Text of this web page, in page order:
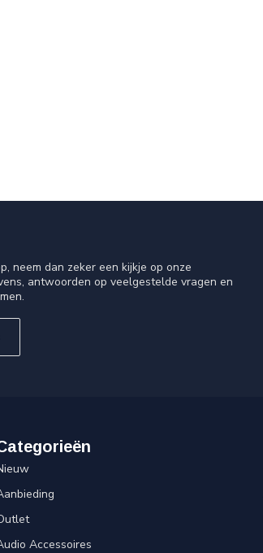
neem dan zeker een kijkje op onze
antwoorden op veelgestelde vragen en
Accessoires